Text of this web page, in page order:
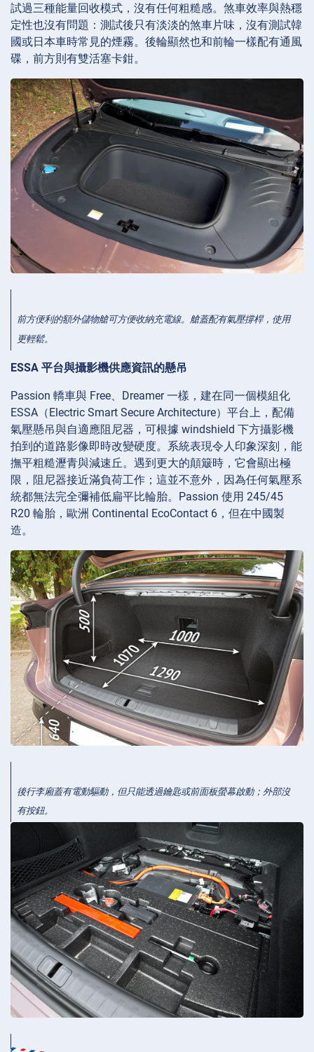
試過三種能量回收模式，沒有任何粗糙感。煞車效率與熱穩
定性也沒有問題：測試後只有淡淡的煞車片味，沒有測試韓
國或日本車時常見的煙霧。後輪顯然也和前輪一樣配有通風
碟，前方則有雙活塞卡鉗。
前方便利的額外儲物艙可方便收納充電線。艙蓋配有氣壓撐桿，使用
更輕鬆。
ESSA 平台與攝影機供應資訊的懸吊
Passion 轎車與 Free、Dreamer 一樣，建在同一個模組化
ESSA（Electric Smart Secure Architecture）平台上，配備
氣壓懸吊與自適應阻尼器，可根據 windshield 下方攝影機
拍到的道路影像即時改變硬度。系統表現令人印象深刻，能
撫平粗糙瀝青與減速丘。遇到更大的顛簸時，它會顯出極
限，阻尼器接近滿負荷工作；這並不意外，因為任何氣壓系
統都無法完全彌補低扁平比輪胎。Passion 使用 245/45
R20 輪胎，歐洲 Continental EcoContact 6，但在中國製
造。
後行李廂蓋有電動驅動，但只能透過鑰匙或前面板螢幕啟動；外部沒
有按鈕。